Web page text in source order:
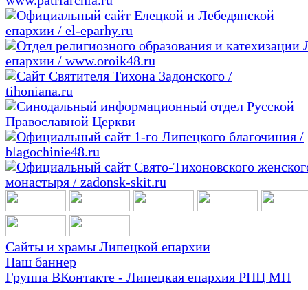
Сайты и храмы Липецкой епархии
Наш баннер
Группа ВКонтакте - Липецкая епархия РПЦ МП